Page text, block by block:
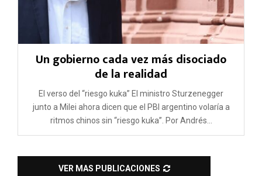
Un gobierno cada vez más disociado
de la realidad
El verso del “riesgo kuka” El ministro Sturzenegger
junto a Milei ahora dicen que el PBI argentino volaría a
ritmos chinos sin “riesgo kuka”. Por Andrés...
VER MAS PUBLICACIONES